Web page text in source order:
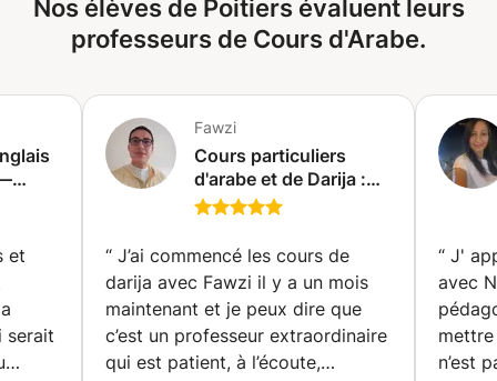
Nos élèves de Poitiers évaluent leurs
professeurs de Cours d'Arabe.
et
serait
Fawzi
Cours particuliers
d'arabe et de Darija :
Langue et
LIGNE] (Paris)
“ J’ai commencé les cours de
darija avec Fawzi il y a un mois
maintenant et je peux dire que
c’est un professeur extraordinaire
qui est patient, à l’écoute,
“ J'
avec
mettre
n’est